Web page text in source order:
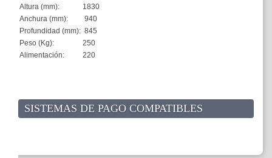
Altura (mm):
1830
Anchura (mm):
940
Profundidad (mm): 845
Peso (Kg):
250
Alimentación:
220
SISTEMAS DE PAGO COMPATIBLES